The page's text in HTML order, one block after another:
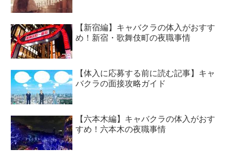
【新宿編】キャバクラの体入がおすす
め！新宿・歌舞伎町の夜職事情
【体入に応募する前に読む記事】キャ
バクラの面接攻略ガイド
【六本木編】キャバクラの体入がおす
すめ！六本木の夜職事情